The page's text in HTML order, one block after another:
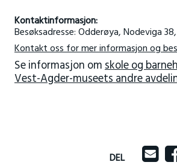
Kontaktinformasjon:
Besøksadresse: Odderøya, Nodeviga
Kontakt oss for mer informasjon og
Se informasjon omskole og
Vest-Agder-museets andre
DEL